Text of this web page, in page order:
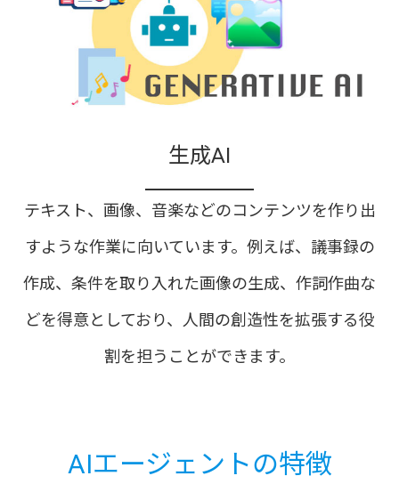
生成AI
テキスト、画像、音楽などのコンテンツを作り出
すような作業に向いています。例えば、議事録の
作成、条件を取り入れた画像の生成、作詞作曲な
どを得意としており、人間の創造性を拡張する役
割を担うことができます。
AIエージェントの特徴